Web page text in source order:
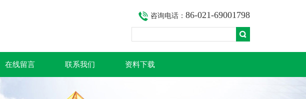
咨询电话： 86-021-69001798
在线留言 联系我们 资料下载